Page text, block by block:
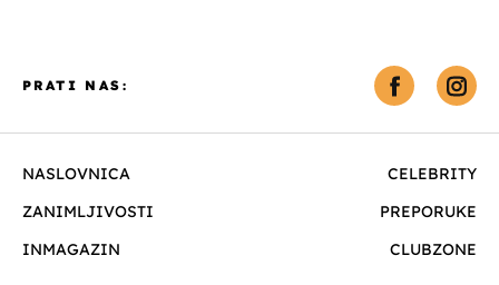
NASLOVNICA
CELEBRITY
ZANIMLJIVOSTI
PREPORUKE
INMAGAZIN
CLUBZONE
PRATI NAS: